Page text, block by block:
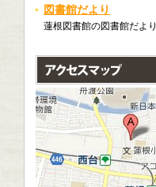
イベント案内
会」(予約不要)
イベント案内
図書館だより
蓮根図書館の図書館だより